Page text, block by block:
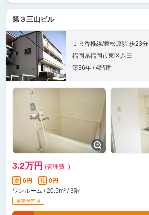
第３三山ビル
ＪＲ香椎線/舞松原駅 歩23分
福岡県福岡市東区八田
築36年 / 4階建
3.2万円 (管理費 -)
敷 0円 礼
0円
ワンルーム / 20.5m² / 3階